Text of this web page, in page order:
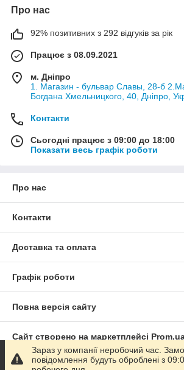
Про нас
92% позитивних з 292 відгуків за рік
Працює з 08.09.2021
м. Дніпро
1. Магазин - бульвар Славы, 28-б
Богдана Хмельницкого, 40, Дніпро,
Контакти
Сьогодні працює з 09:00 до 18:00
Показати весь графік роботи
Про нас
Контакти
Доставка та оплата
Графік роботи
Повна версія сайту
Сайт створено на маркетплейсі
Політика конфіденційності
Зараз у компанії неробочий час.
повідомлення будуть оброблені з